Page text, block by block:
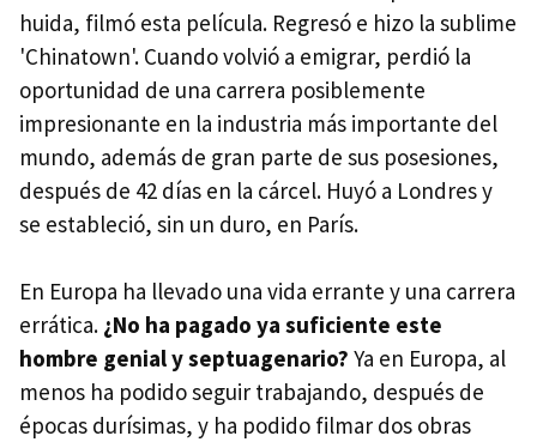
huida, filmó esta película. Regresó e hizo la sublime
'Chinatown'. Cuando volvió a emigrar, perdió la
oportunidad de una carrera posiblemente
impresionante en la industria más importante del
mundo, además de gran parte de sus posesiones,
después de 42 días en la cárcel. Huyó a Londres y
se estableció, sin un duro, en París.
En Europa ha llevado una vida errante y una carrera
errática. ¿No ha pagado ya suficiente este
hombre genial y septuagenario? Ya en Europa, al
menos ha podido seguir trabajando, después de
épocas durísimas, y ha podido filmar dos obras